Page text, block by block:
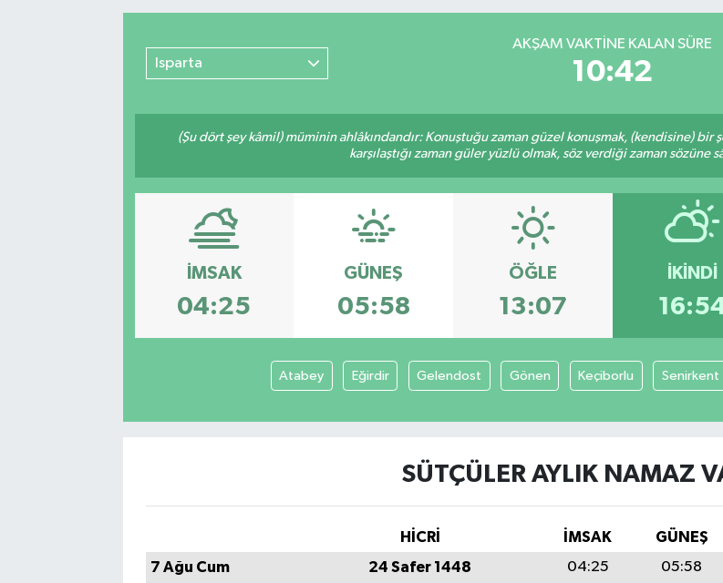
Isparta
AKŞAM VAKTİNE KALAN SÜRE
10:41
(Şu dört şey kâmil) müminin ahlâkındandır: Konuştuğu zaman güzel konuşmak, (kendisine)
karşılaştığı zaman güler yüzlü olmak, söz verdiği zaman sözüne
İMSAK
04:25
GÜNEŞ
05:58
ÖĞLE
13:07
İKINDI
Atabey Eğirdir Gelendost Gönen Keçiborlu Senirkent
SÜTÇÜLER AYLIK NAMAZ
HİCRİ İMSAK GÜNEŞ
7 Ağu Cum
24 Safer 1448 04:25 05:58